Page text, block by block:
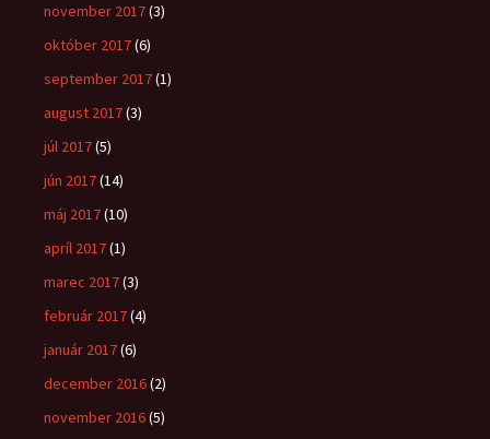
november 2017(3)
október 2017(6)
september 2017(1)
august 2017(3)
júl 2017(5)
jún 2017(14)
máj 2017(10)
apríl 2017(1)
marec 2017(3)
február 2017(4)
január 2017(6)
december 2016(2)
november 2016(5)